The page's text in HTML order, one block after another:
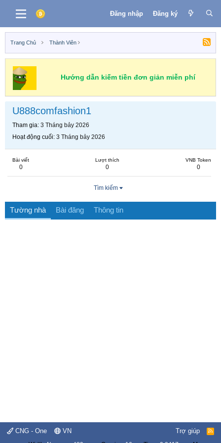
Đăng nhập Đăng ký
Trang Chủ Thành Viên
Hướng dẫn kiếm tiền đơn giản miễn phí
U888comfashion1
Tham gia 3 Tháng bảy 2026
Hoạt động cuối 3 Tháng bảy 2026
Bài viết
0
Lượt thích
0
VNB Token
0
Tìm kiếm
Tường nhà Bài đăng Thông tin
CNG - One VN Trợ giúp
R